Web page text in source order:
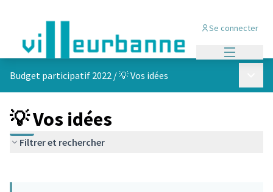
Se connecter
Budget participatif 2022 /💡 Vos idées
💡 Vos idées
Filtrer et rechercher